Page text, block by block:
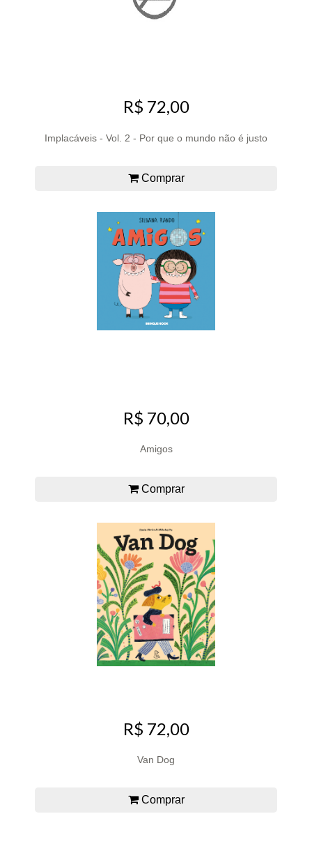
R$ 72,00
Implacáveis - Vol. 2 - Por que o mundo não é justo
Comprar
R$ 70,00
Amigos
Comprar
R$ 72,00
Van Dog
Comprar